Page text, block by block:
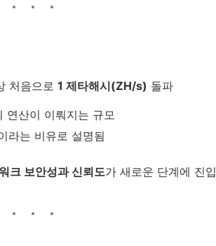
처음으로 1 제타해시(ZH/s) 돌파
연산이 이뤄지는 규모
라는 비유로 설명됨
크 보안성과 신뢰도가 새로운 단계에 진입